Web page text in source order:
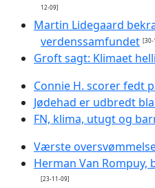
12-09]
Martin Lidegaard
verdenssamfundet [30-
Groft sagt: Klimaet
Connie H. scorer fedt
Jødehad er udbredt
FN, klima, utugt og
Værste
Herman Van
[23-11-09]